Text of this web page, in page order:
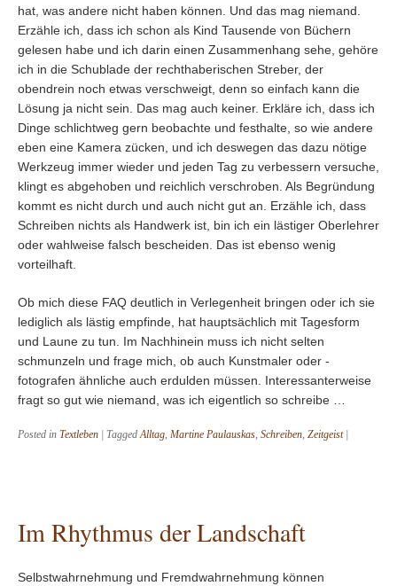
hat, was andere nicht haben können. Und das mag niemand.
Erzähle ich, dass ich schon als Kind Tausende von Büchern
gelesen habe und ich darin einen Zusammenhang sehe, gehöre
ich in die Schublade der rechthaberischen Streber, der
obendrein noch etwas verschweigt, denn so einfach kann die
Lösung ja nicht sein. Das mag auch keiner. Erkläre ich, dass ich
Dinge schlichtweg gern beobachte und festhalte, so wie andere
eben eine Kamera zücken, und ich deswegen das dazu nötige
Werkzeug immer wieder und jeden Tag zu verbessern versuche,
klingt es abgehoben und reichlich verschroben. Als Begründung
kommt es nicht durch und auch nicht gut an. Erzähle ich, dass
Schreiben nichts als Handwerk ist, bin ich ein lästiger Oberlehrer
oder wahlweise falsch bescheiden. Das ist ebenso wenig
vorteilhaft.
Ob mich diese FAQ deutlich in Verlegenheit bringen oder ich sie
lediglich als lästig empfinde, hat hauptsächlich mit Tagesform
und Laune zu tun. Im Nachhinein muss ich nicht selten
schmunzeln und frage mich, ob auch Kunstmaler oder -
fotografen ähnliche auch erdulden müssen. Interessanterweise
fragt so gut wie niemand, was ich eigentlich so schreibe …
Posted in Textleben TaggedAlltag, Martine Paulauskas, Schreiben, Zeitgeist
Im Rhythmus der Landschaft
Selbstwahrnehmung und Fremdwahrnehmung können